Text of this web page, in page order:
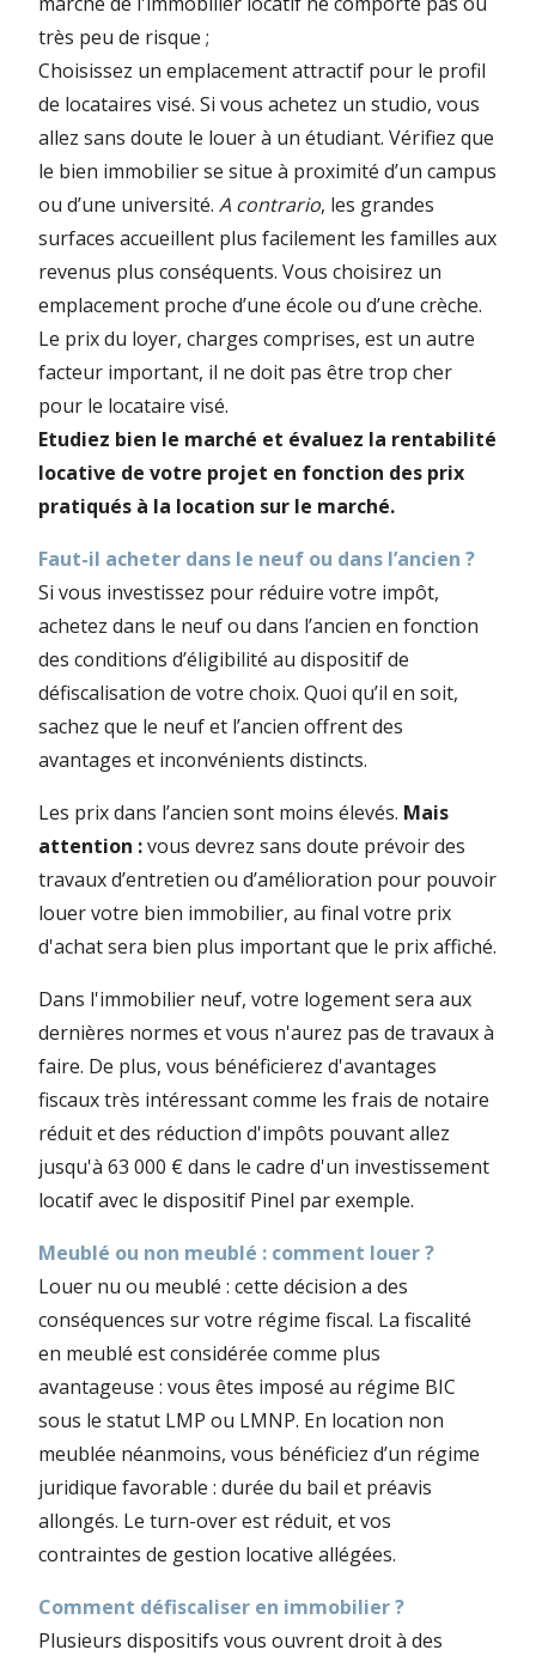
très peu de risque ;
Choisissez un emplacement attractif pour le profil
de locataires visé. Si vous achetez un studio, vous
allez sans doute le louer à un étudiant. Vérifiez que
le bien immobilier se situe à proximité d’un campus
ou d’une université. A contrario, les grandes
surfaces accueillent plus facilement les familles aux
revenus plus conséquents. Vous choisirez un
emplacement proche d’une école ou d’une crèche.
Le prix du loyer, charges comprises, est un autre
facteur important, il ne doit pas être trop cher
pour le locataire visé.
Etudiez bien le marché et évaluez la rentabilité
locative de votre projet en fonction des prix
pratiqués à la location sur le marché.
Faut-il acheter dans le neuf ou dans l’ancien ?
Si vous investissez pour réduire votre impôt,
achetez dans le neuf ou dans l’ancien en fonction
des conditions d’éligibilité au dispositif de
défiscalisation de votre choix. Quoi qu’il en soit,
sachez que le neuf et l’ancien offrent des
avantages et inconvénients distincts.
Les prix dans l’ancien sont moins élevés. Mais
attention :vous devrez sans doute prévoir des
travaux d’entretien ou d’amélioration pour pouvoir
louer votre bien immobilier, au final votre prix
d'achat sera bien plus important que le prix affiché.
Dans l'immobilier neuf, votre logement sera aux
dernières normes et vous n'aurez pas de travaux à
faire. De plus, vous bénéficierez d'avantages
fiscaux très intéressant comme les frais de notaire
réduit et des réduction d'impôts pouvant allez
jusqu'à 63 000 € dans le cadre d'un investissement
locatif avec le dispositif Pinel par exemple.
Meublé ou non meublé : comment louer ?
Louer nu ou meublé : cette décision a des
conséquences sur votre régime fiscal. La fiscalité
en meublé est considérée comme plus
avantageuse : vous êtes imposé au régime BIC
sous le statut LMP ou LMNP. En location non
meublée néanmoins, vous bénéficiez d’un régime
juridique favorable : durée du bail et préavis
allongés. Le turn-over est réduit, et vos
contraintes de gestion locative allégées.
Comment défiscaliser en immobilier ?
Plusieurs dispositifs vous ouvrent droit à des